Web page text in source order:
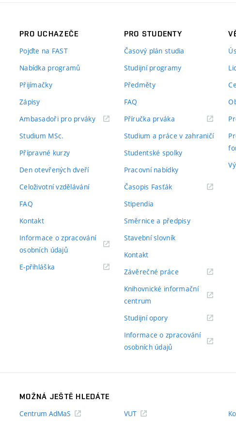
PRO UCHAZEČE
Pojďte na FAST
Nabídka programů
Přijímačky
Zápisy
Ambasadoři pro prváky(externí
Studium MSc.
Přípravné kurzy
Den otevřených dveří
Celoživotní vzdělávání
FAQ
Kontakt
Informace o zpracování
osobních údajů(externí
E-přihláška
PRO STUDENTY
Časový plán studia
Studijní programy
Předměty
FAQ
Příručka prváka(externí
Studium a práce v zahraničí
Studentské spolky
Pracovní nabídky
Časopis Fasťák(externí
Stipendia
Směrnice a předpisy
Stavební slovník
Kontakt
Závěrečné práce(externí
Knihovnické informační
centrum
Studijní opory(externí
Informace o zpracování
osobních údajů(externí
MOŽNÁ JEŠTĚ HLEDÁTE
Centrum AdMaS
VUT